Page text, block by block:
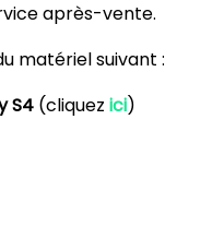
après-vente.
matériel suivant :
S4 (cliquez ici)